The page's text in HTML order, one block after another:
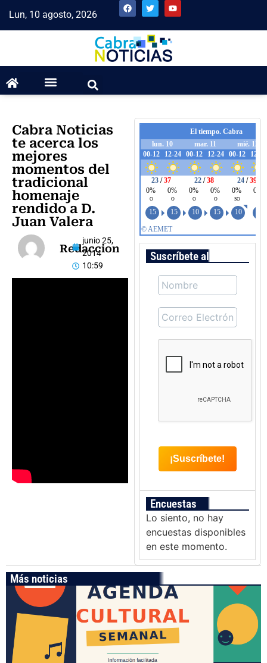
Lun, 10 agosto, 2026
Cabra Noticias
te acerca los
mejores
momentos del
tradicional
homenaje
rendido a D.
Juan Valera
Redaccion
junio 25,
2014
10:59
Suscríbete al boletín
Encuestas
Lo siento, no hay
encuestas disponibles
en este momento.
Más noticias